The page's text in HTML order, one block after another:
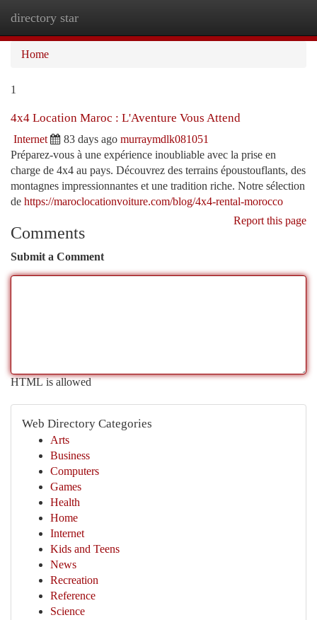
directory star
Home
1
4x4 Location Maroc : L'Aventure Vous Attend
Internet 83 days ago murraymdlk081051
Préparez-vous à une expérience inoubliable avec la prise en
charge de 4x4 au pays. Découvrez des terrains époustouflants, des
montagnes impressionnantes et une tradition riche. Notre sélection
de https://maroclocationvoiture.com/blog/4x4-rental-morocco
Report this page
Comments
Submit a Comment
HTML is allowed
Web Directory Categories
Arts
Business
Computers
Games
Health
Home
Internet
Kids and Teens
News
Recreation
Reference
Science